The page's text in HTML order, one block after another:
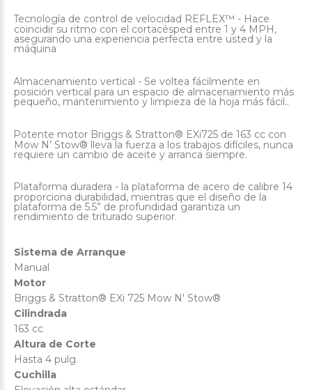
Tecnología de control de velocidad REFLEX™ - Hace
coincidir su ritmo con el cortacésped entre 1 y 4 MPH,
asegurando una experiencia perfecta entre usted y la
máquina
Almacenamiento vertical - Se voltea fácilmente en
posición vertical para un espacio de almacenamiento más
pequeño, mantenimiento y limpieza de la hoja más fácil..
Potente motor Briggs & Stratton® EXi725 de 163 cc con
Mow N’ Stow® lleva la fuerza a los trabajos difíciles, nunca
requiere un cambio de aceite y arranca siempre.
Plataforma duradera - la plataforma de acero de calibre 14
proporciona durabilidad, mientras que el diseño de la
plataforma de 5.5” de profundidad garantiza un
rendimiento de triturado superior.
Sistema de Arranque
Manual
Motor
Briggs & Stratton® EXi 725 Mow N' Stow®
Cilindrada
163 cc
Altura de Corte
Hasta 4 pulg.
Cuchilla